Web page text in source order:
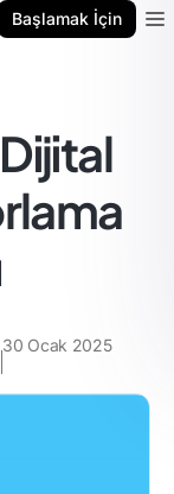
Başlamak İçin
30 Ocak 2025